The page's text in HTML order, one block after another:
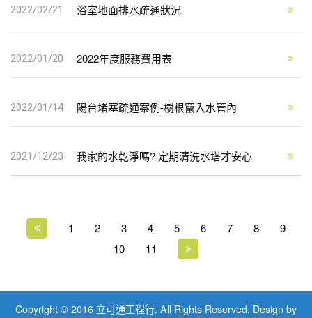
2022/02/21 浴室地面排水疏通狀況
2022/01/20 2022年度服務費用表
2022/01/14 陽台堵塞疏通案例-樹根竄入水管內
2021/12/23 我家的水乾淨嗎? 定期清洗水塔才安心
1 2 3 4 5 6 7 8
9
10
11
Copyright © 2016 立可通工程行. All Rights Reserved. Design by